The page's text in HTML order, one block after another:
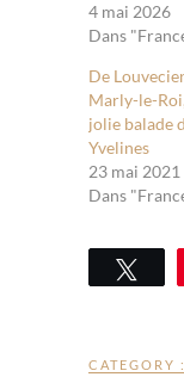
4 mai 2026
Dans
De
Marly-le-
jolie balade
Yvelines
23 mai 2021
Dans
CATEGORY :